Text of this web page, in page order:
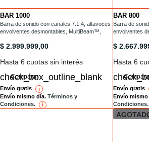
BAR 1000
/barras-de-sonido/BAR-1000-.html
Barra de sonido con canales 7.1.4, altavoces
envolventes desmontables, MultiBeam™,
/barras-de-sonido/BAR-1000-.html
$ 2.999.999,00
Installments
Hasta 6 cuotas sin interés
Comparar
Envío gratis i reference
Envío mismo día. Términos y
Condiciones.
ireference
BAR 800
/barras-de-
Barra de
envolventes
/barras-
$
Installments
Hasta 6
Envío gratis
Envío mismo
Condiciones.